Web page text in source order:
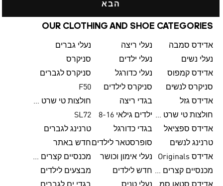
הבא
OUR CLOTHING AND SHOE CATEGORIES
אדידס סמבה נעלי ריצה
נעלי גברים
נעלי נשים
נעלי ילדים
סניקרס
אדידס קמפוס
נעלי כדורגל
סניקרס לגברים
סניקרס לנשים
סניקרס לילדים
F50
אדידס גזל
בגדי ריצה
חולצות טי שרט לגברים
חולצות טי שרט לנשים ילדים גילאי 8-16
SL72
אדידס ספציאל
בגדי כדורגל
טרנינג לגברים
טרנינג לנשים
סופרסטאר לילדיםחדש באתר
אדידס Originals
נעלי אימון וכושר
מכנסיים קצרים לגברים
מכנסיים קצרים לנשים חדש לילדים
מבצעים לילדים